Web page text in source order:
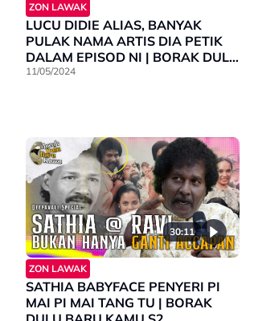
ZON LAWAK
LUCU DIDIE ALIAS, BANYAK
PULAK NAMA ARTIS DIA PETIK
DALAM EPISOD NI | BORAK DULU
BARU KAMU S2
11/05/2024
30:11
ZON LAWAK
SATHIA BABYFACE PENYERI PI
MAI PI MAI TANG TU | BORAK